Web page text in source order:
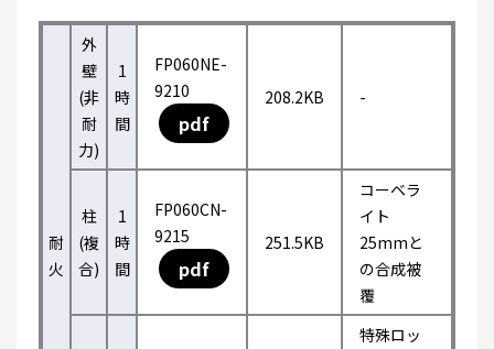
耐
火
外
壁
(非
耐
力)
1
時
間
FP060NE-
9210
pdf
208.2KB -
柱
(複
合)
1
時
間
FP060CN-
9215
pdf
251.5KB
コーベラ
イト
25mmと
の合成被
覆
特殊ロッ